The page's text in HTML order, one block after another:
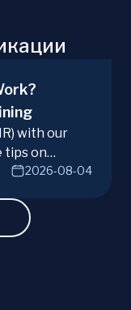
with our
tips on
for
2026-08-04